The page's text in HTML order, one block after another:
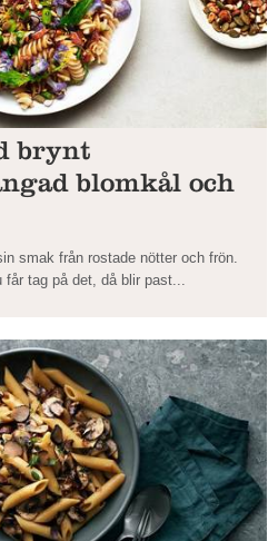
brynt
blomkål och
smak från rostade nötter och frön.
får tag på det, då blir past...